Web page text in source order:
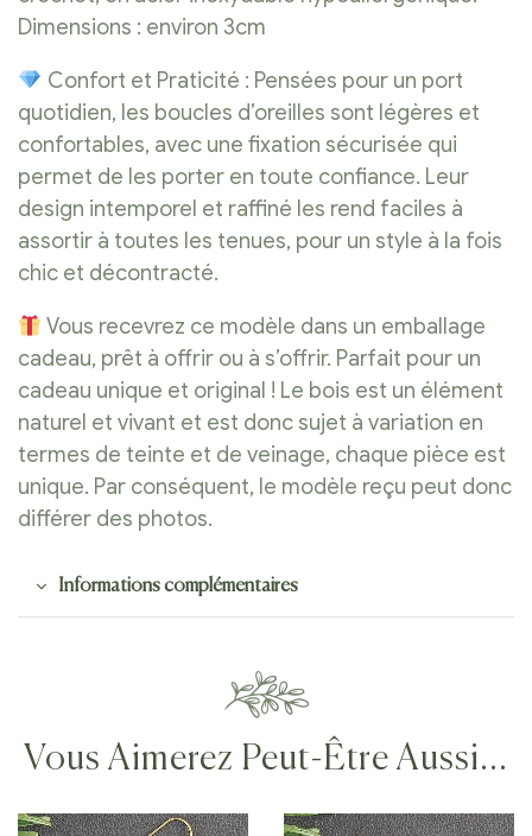
Dimensions : environ 3cm
Confort et Praticité : Pensées pour un port
quotidien, les boucles d’oreilles sont légères et
confortables, avec une fixation sécurisée qui
permet de les porter en toute confiance. Leur
design intemporel et raffiné les rend faciles à
assortir à toutes les tenues, pour un style à la fois
chic et décontracté.
Vous recevrez ce modèle dans un emballage
cadeau, prêt à offrir ou à s’offrir. Parfait pour un
cadeau unique et original ! Le bois est un élément
naturel et vivant et est donc sujet à variation en
termes de teinte et de veinage, chaque pièce est
unique. Par conséquent, le modèle reçu peut donc
différer des photos.
Informations complémentaires
Vous Aimerez Peut-Être Aussi…